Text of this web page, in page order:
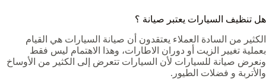
هل تنظيف السيارات يعتبر صيانة ؟
الكثير من السادة العملاء يعتقدون أن صيانة السيارات هي القيام
بعملية تغيير الزيت أو دوران الاطارات، وهذا الاهتمام ليس فقط
ونعرض صيانة للسيارات لأن السيارات تتعرض إلى الكثير من الأوساخ
والأتربة و فضلات الطيور.